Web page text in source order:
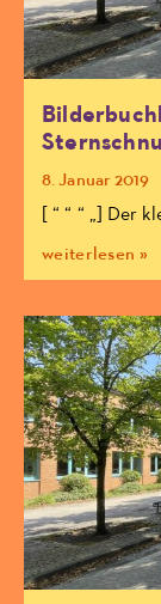
8. Januar 2019
[ “ “ “ „] Der
weiterlesen »